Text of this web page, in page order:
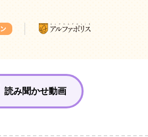
読み聞かせ動画